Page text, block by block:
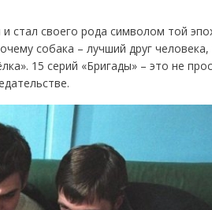
стал своего рода символом той
собака – лучший друг
15 серий «Бригады» – это не